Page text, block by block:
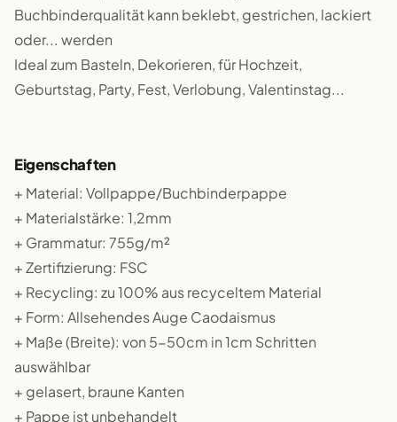
Buchbinderqualität kann beklebt, gestrichen, lackiert
oder... werden
Ideal zum Basteln, Dekorieren, für Hochzeit,
Geburtstag, Party, Fest, Verlobung, Valentinstag...
Eigenschaften
+ Material: Vollpappe/Buchbinderpappe
+ Materialstärke: 1,2mm
+ Grammatur: 755g/m²
+ Zertifizierung: FSC
+ Recycling: zu 100% aus recyceltem Material
+ Form: Allsehendes Auge Caodaismus
+ Maße (Breite): von 5-50cm in 1cm Schritten
auswählbar
+ gelasert, braune Kanten
+ Pappe ist unbehandelt